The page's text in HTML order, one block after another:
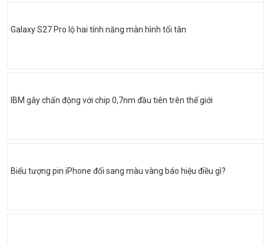
Galaxy S27 Pro lộ hai tính năng màn hình tối tân
IBM gây chấn động với chip 0,7nm đầu tiên trên thế giới
Biểu tượng pin iPhone đổi sang màu vàng báo hiệu điều gì?